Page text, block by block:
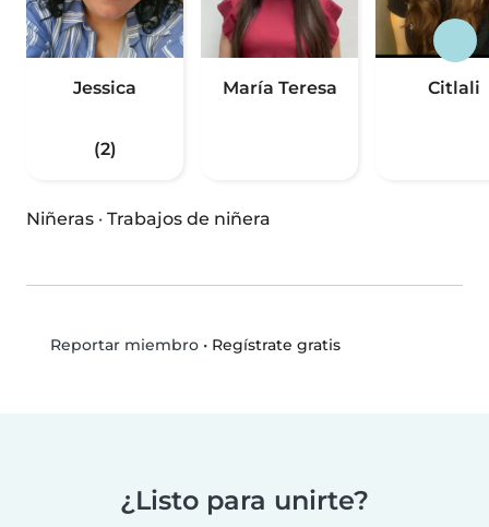
Jessica
(2)
María Teresa Citlali
Niñeras · Trabajos de niñera
Reportar miembro• Regístrate gratis
¿Listo para unirte?